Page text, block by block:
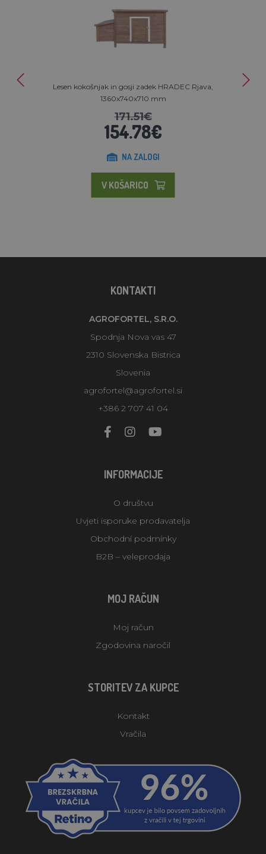
Lesen kokošnjak in gosji zadek HRADEC Rjava,
1360x740x710 mm
171.51€
154.78€
NA ZALOGI
V KOŠARICO
KONTAKTI
AGROFORTEL, S.R.O.
Spodnja Nova vas 47
2310 Slovenska Bistrica
Slovenia
agrofortel@agrofortel.si
+386 2 707 41 04
INFORMACIJE
O društvu
Uvjeti isporuke prodavatelja
Obchodní podmínky
B2B – veleprodaja
MOJ RAČUN
Moj račun
Zgodovina naročil
STORITEV ZA KUPCE
Kontakt
Vračila